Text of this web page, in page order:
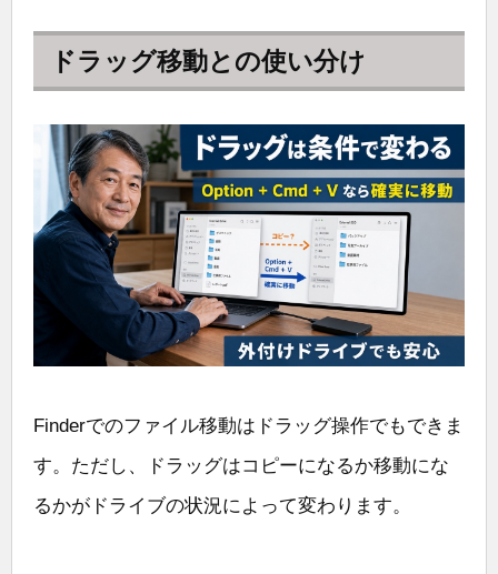
ドラッグ移動との使い分け
Finderでのファイル移動はドラッグ操作でもできま
す。ただし、ドラッグはコピーになるか移動にな
るかがドライブの状況によって変わります。